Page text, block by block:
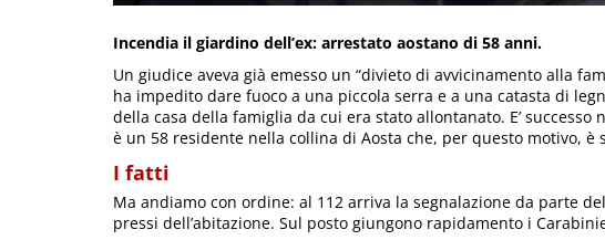
Incendia il giardino dell’ex: arrestato aostano di 58 anni.
Un giudice aveva già emesso un “divieto di avvicinamento alla
ha impedito dare fuoco a una piccola serra e a una catasta di
della casa della famiglia da cui era stato allontanato. E’
è un 58 residente nella collina di Aosta che, per questo motivo, è
I fatti
Ma andiamo con ordine: al 112 arriva la segnalazione da parte
pressi dell’abitazione. Sul posto giungono rapidamento i